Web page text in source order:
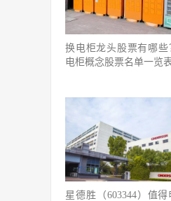
换电柜龙头股票有哪些
电柜概念股票名单一览
星德胜（603344）值得